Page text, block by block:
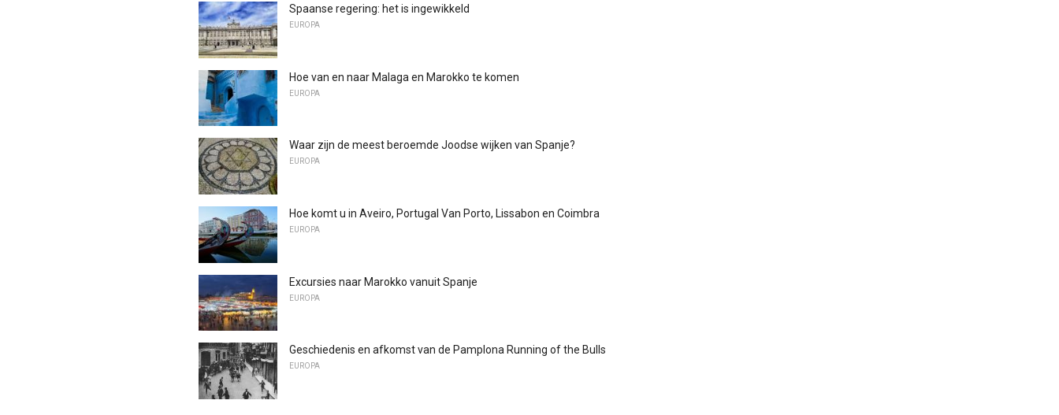
Spaanse regering: het is ingewikkeld
EUROPA
Hoe van en naar Malaga en Marokko te komen
EUROPA
Waar zijn de meest beroemde Joodse wijken van Spanje?
EUROPA
Hoe komt u in Aveiro, Portugal Van Porto, Lissabon en Coimbra
EUROPA
Excursies naar Marokko vanuit Spanje
EUROPA
Geschiedenis en afkomst van de Pamplona Running of the Bulls
EUROPA